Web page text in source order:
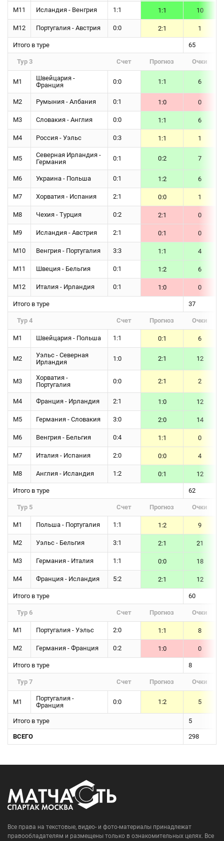
М11 Исландия - Венгрия 1:1 1:1 10
М12 Португалия - Австрия 0:0 2:1 1
Итого в туре 65
Тур 3 Счет Прогноз Очки
М1
Швейцария -
Франция
0:0 1:1 6
М2 Румыния - Албания 0:1 1:0 0
М3 Словакия - Англия 0:0 1:1 6
М4 Россия - Уэльс 0:3 1:1 1
М5
Северная Ирландия -
Германия
0:1 0:2 7
М6 Украина - Польша 0:1 1:2 6
М7 Хорватия - Испания 2:1 0:0 1
М8 Чехия - Турция 0:2 2:1 0
М9 Исландия - Австрия 2:1 0:1 0
М10 Венгрия - Португалия 3:3 1:1 4
М11 Швеция - Бельгия 0:1 1:2 6
М12 Италия - Ирландия 0:1 1:0 0
Итого в туре 37
Тур 4 Счет Прогноз Очки
М1 Швейцария - Польша 1:1 0:1 6
М2
Уэльс - Северная
Ирландия
1:0 2:1 12
М3
Хорватия -
Португалия
0:0 2:1 2
М4 Франция - Ирландия 2:1 1:0 12
М5 Германия - Словакия 3:0 2:0 14
М6 Венгрия - Бельгия 0:4 1:1 0
М7 Италия - Испания 2:0 0:0 4
М8 Англия - Исландия 1:2 0:1 12
Итого в туре 62
Тур 5 Счет Прогноз Очки
М1 Польша - Португалия 1:1 1:2 9
М2 Уэльс - Бельгия 3:1 2:1 21
М3 Германия - Италия 1:1 0:0 18
М4 Франция - Исландия 5:2 2:1 12
Итого в туре 60
Тур 6 Счет Прогноз Очки
М1 Португалия - Уэльс 2:0 1:1 8
М2 Германия - Франция 0:2 1:0 0
Итого в туре 8
Тур 7 Счет Прогноз Очки
М1
Португалия -
Франция
0:0 1:2 5
Итого в туре 5
ВСЕГО 298
Все права на текстовые, видео- и фото-материалы принадлежат
правообладателям и размещены только в ознакомительных целях. Все